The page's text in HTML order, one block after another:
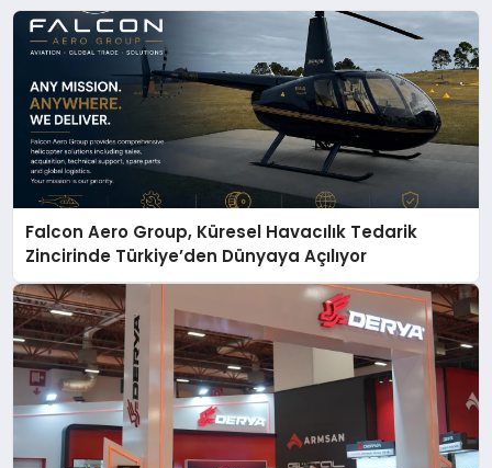
Falcon Aero Group, Küresel Havacılık Tedarik
Zincirinde Türkiye’den Dünyaya Açılıyor